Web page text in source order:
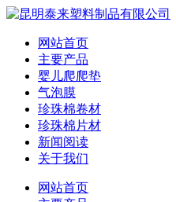
网站首页
主要产品
婴儿爬爬垫
气泡膜
珍珠棉卷材
珍珠棉片材
新闻阅读
关于我们
网站首页